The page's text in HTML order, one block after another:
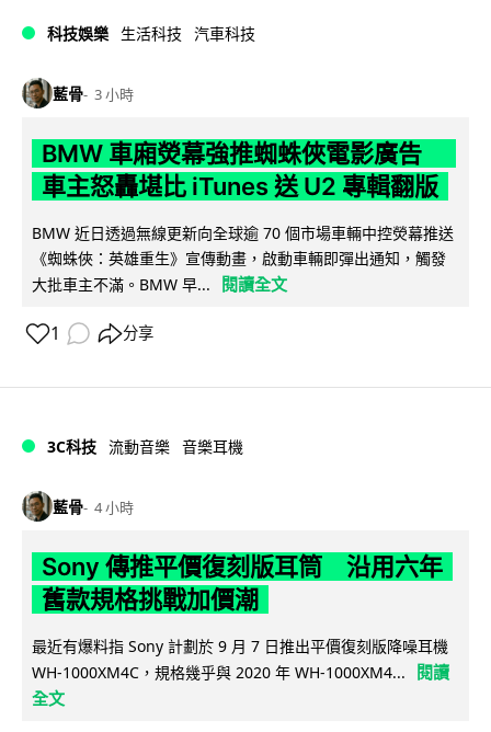
科技娛樂 生活科技 汽車科技
藍骨 3 小時
BMW 車廂熒幕強推蜘蛛俠電影廣告
車主怒轟堪比 iTunes 送 U2 專輯翻版
BMW 近日透過無線更新向全球逾 70 個市場車輛中控熒幕推送
《蜘蛛俠：英雄重生》宣傳動畫，啟動車輛即彈出通知，觸發
大批車主不滿。BMW 早...
閱讀全文
1 分享
3C科技 流動音樂 音樂耳機
藍骨 4 小時
Sony 傳推平價復刻版耳筒 沿用六年
舊款規格挑戰加價潮
最近有爆料指 Sony 計劃於 9 月 7 日推出平價復刻版降噪耳機
WH-1000XM4C，規格幾乎與 2020 年 WH-1000XM4...
閱讀
全文